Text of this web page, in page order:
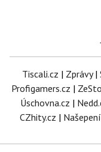
Tiscali.cz | Zprávy|
Profigamers.cz |
Úschovna.cz |
CZhity.cz |